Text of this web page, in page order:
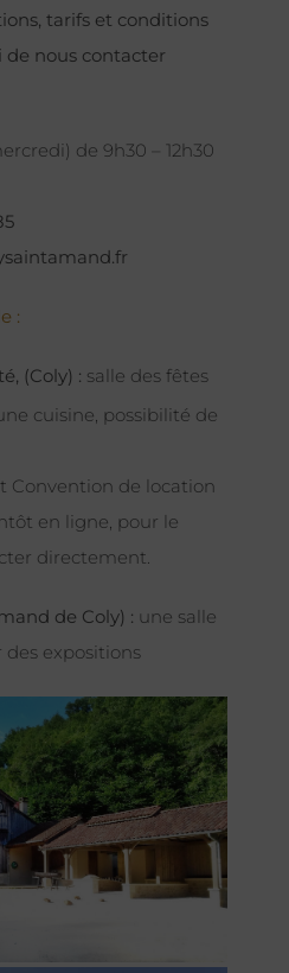
tarifs et conditions
de nous contacter
de 9h30 – 12h30
:
(Coly) : salle des fêtes
cuisine, possibilité de
Convention de location
en ligne, pour le
directement.
de Coly) : une salle
expositions